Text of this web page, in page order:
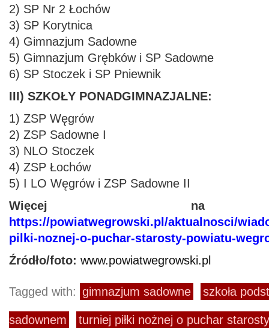
2) SP Nr 2 Łochów
3) SP Korytnica
4) Gimnazjum Sadowne
5) Gimnazjum Grębków i SP Sadowne
6) SP Stoczek i SP Pniewnik
III) SZKOŁY PONADGIMNAZJALNE:
1) ZSP Węgrów
2) ZSP Sadowne I
3) NLO Stoczek
4) ZSP Łochów
5) I LO Węgrów i ZSP Sadowne II
Więcej na
https://powiatwegrowski.pl/aktualnosci/
pilki-noznej-o-puchar-starosty-powiatu-
Źródło/foto: www.powiatwegrowski.pl
Tagged with: gimnazjum sadowne szkoła
sadownem turniej piłki nożnej o puchar starosty